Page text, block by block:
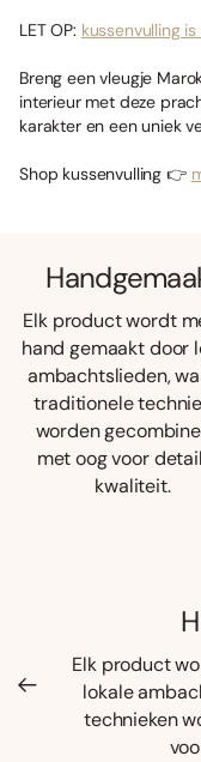
LET OP: kussenvulling
Breng een vleugje
interieur met deze
karakter en een uniek
Shop kussenvulling 👉
Elk product wordt
hand gemaakt door
ambachtslieden,
traditionele
worden
met oog voor
kwaliteit.
Elk product
lokale
technieken